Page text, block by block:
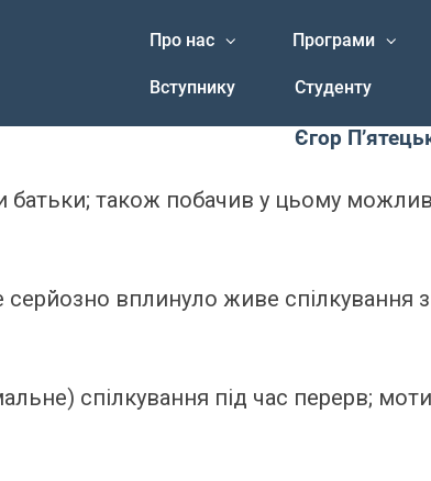
Про нас Програми
Вступнику Студенту
Єгор
також побачив у цьому
вплинуло живе спілкування
спілкування під час перерв;